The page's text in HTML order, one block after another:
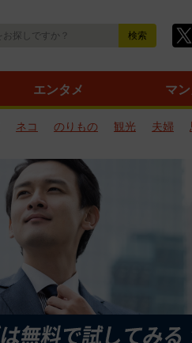
エンタメ マ
ネコ のりもの 観光 夫婦